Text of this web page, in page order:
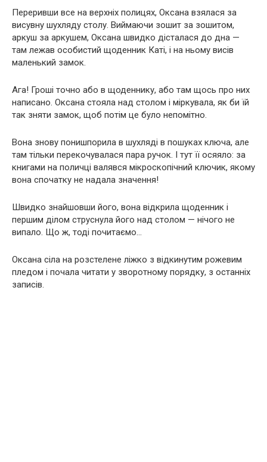
Переривши все на верхніх полицях, Оксана взялася за
висувну шухляду столу. Виймаючи зошит за зошитом,
аркуш за аркушем, Оксана швидко дісталася до дна —
там лежав особистий щоденник Каті, і на ньому висів
маленький замок.
Ага! Гроші точно або в щоденнику, або там щось про них
написано. Оксана стояла над столом і міркувала, як би їй
так зняти замок, щоб потім це було непомітно.
Вона знову понишпорила в шухляді в пошуках ключа, але
там тільки перекочувалася пара ручок. І тут її осяяло: за
книгами на поличці валявся мікроскопічний ключик, якому
вона спочатку не надала значення!
Швидко знайшовши його, вона відкрила щоденник і
першим ділом струснула його над столом — нічого не
випало. Що ж, тоді почитаємо…
Оксана сіла на розстелене ліжко з відкинутим рожевим
пледом і почала читати у зворотному порядку, з останніх
записів.